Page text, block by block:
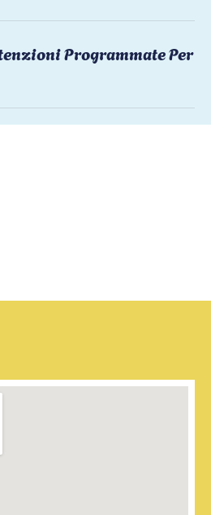
Programmate Per